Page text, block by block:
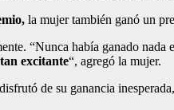
la mujer también ganó un
“Nunca había ganado nada
excitante“, agregó la mujer.
de su ganancia